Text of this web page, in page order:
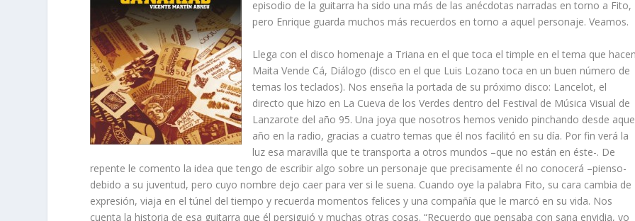
episodio de la guitarra ha sido una más de las anécdotas narradas en torno a Fito,
pero Enrique guarda muchos más recuerdos en torno a aquel personaje. Veamos.
Llega con el disco homenaje a Triana en el que toca el timple en el tema que
Maita Vende Cá, Diálogo (disco en el que Luis Lozano toca en un buen número de
temas los teclados). Nos enseña la portada de su próximo disco: Lancelot, el
directo que hizo en La Cueva de los Verdes dentro del Festival de Música Visual de
Lanzarote del año 95. Una joya que nosotros hemos venido pinchando desde
año en la radio, gracias a cuatro temas que él nos facilitó en su día. Por fin verá la
luz esa maravilla que te transporta a otros mundos –que no están en éste-. De
repente le comento la idea que tengo de escribir algo sobre un personaje que precisamente él no conocerá –pienso-
debido a su juventud, pero cuyo nombre dejo caer para ver si le suena. Cuando oye la palabra Fito, su cara cambia de
expresión, viaja en el túnel del tiempo y recuerda momentos felices y una compañía que le marcó en su vida. Nos
cuenta la historia de esa guitarra que él persiguió y muchas otras cosas. “Recuerdo que pensaba con sana envidia, yo